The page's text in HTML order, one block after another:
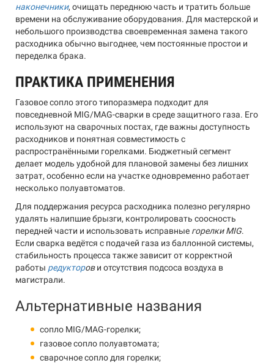
наконечники, очищать переднюю часть и тратить больше
времени на обслуживание оборудования. Для мастерской и
небольшого производства своевременная замена такого
расходника обычно выгоднее, чем постоянные простои и
переделка брака.
ПРАКТИКА ПРИМЕНЕНИЯ
Газовое сопло этого типоразмера подходит для
повседневной MIG/MAG-сварки в среде защитного газа. Его
используют на сварочных постах, где важны доступность
расходников и понятная совместимость с
распространёнными горелками. Бюджетный сегмент
делает модель удобной для плановой замены без лишних
затрат, особенно если на участке одновременно работает
несколько полуавтоматов.
Для поддержания ресурса расходника полезно регулярно
удалять налипшие брызги, контролировать соосность
передней части и использовать исправные горелки MIG.
Если сварка ведётся с подачей газа из баллонной системы,
стабильность процесса также зависит от корректной
работы редукторови отсутствия подсоса воздуха в
магистрали.
Альтернативные названия
сопло MIG/MAG-горелки;
газовое сопло полуавтомата;
сварочное сопло для горелки;